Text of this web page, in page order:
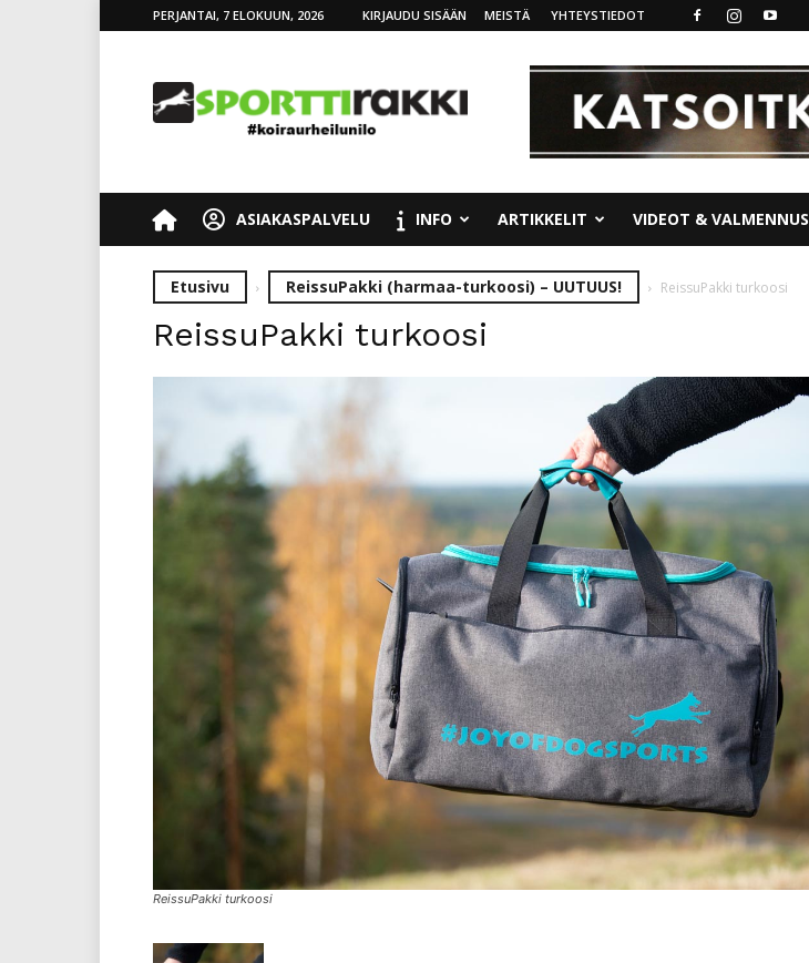
PERJANTAI, 7 ELOKUUN, 2026 KIRJAUDU SISÄÄN MEISTÄ YHTEYSTIEDOT
ASIAKASPALVELU INFO ARTIKKELIT VIDEOT & VALMENNUS
Etusivu ReissuPakki (harmaa-turkoosi) – UUTUUS! ReissuPakki turkoosi
ReissuPakki turkoosi
ReissuPakki turkoosi